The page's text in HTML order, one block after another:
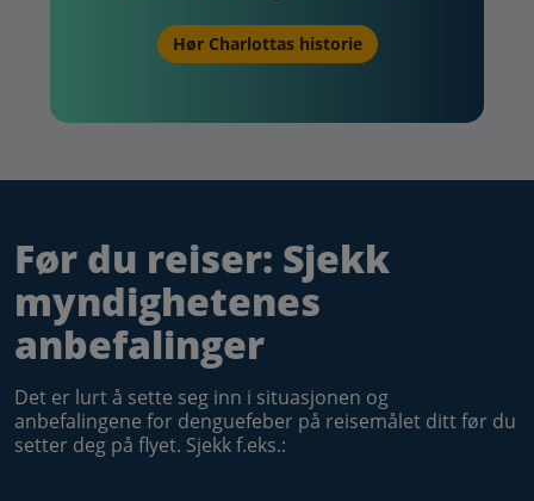
Hør Charlottas historie
Før du reiser: Sjekk
myndighetenes
anbefalinger
Det er lurt å sette seg inn i situasjonen og
anbefalingene for denguefeber på reisemålet ditt før du
setter deg på flyet. Sjekk f.eks.: